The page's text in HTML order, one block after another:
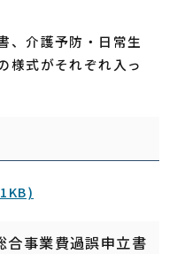
、介護予防・日常生
様式がそれぞれ入っ
合事業費過誤申立書